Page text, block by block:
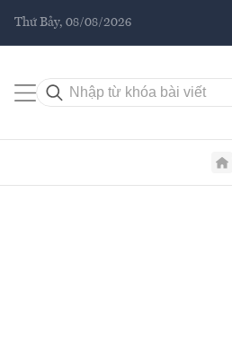
Thứ Bảy, 08/08/2026